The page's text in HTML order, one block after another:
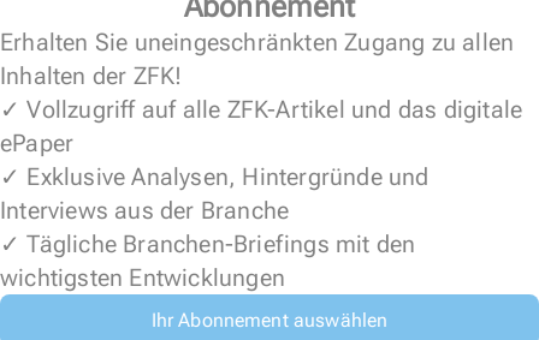
Erhalten Sie uneingeschränkten Zugang zu allen
Inhalten der ZFK!
✓ Vollzugriff auf alle ZFK-Artikel und das digitale
ePaper
✓ Exklusive Analysen, Hintergründe und
Interviews aus der Branche
✓ Tägliche Branchen-Briefings mit den
wichtigsten Entwicklungen
Ihr Abonnement auswählen